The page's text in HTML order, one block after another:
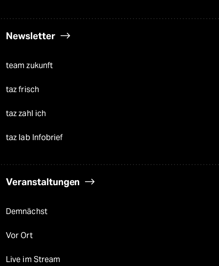
Newsletter
team zukunft
taz frisch
taz zahl ich
taz lab Infobrief
Veranstaltungen
Demnächst
Vor Ort
Live im Stream